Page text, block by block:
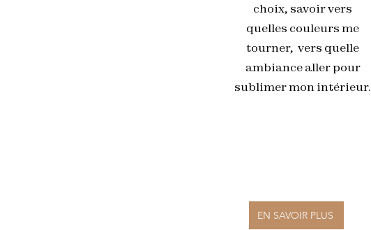
choix, savoir vers
quelles couleurs me
tourner, vers quelle
ambiance aller pour
sublimer mon intérieur.
EN SAVOIR PLUS